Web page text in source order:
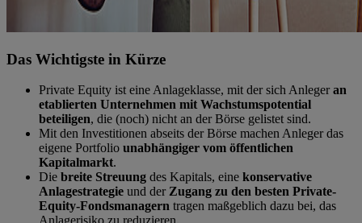
Das Wichtigste in Kürze
Private Equity ist eine Anlageklasse, mit der sich Anlegeran
etablierten Unternehmen mit Wachstumspotential
beteiligen, die (noch) nicht an der Börse gelistet sind.
Mit den Investitionen abseits der Börse machen Anleger das
eigene Portfolio unabhängiger vom öffentlichen
Kapitalmarkt.
Die breite Streuung des Kapitals, eine konservative
Anlagestrategie und der Zugang zu den besten Private-
Equity-Fondsmanagern tragen maßgeblich dazu bei, das